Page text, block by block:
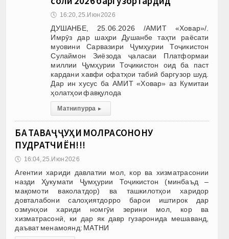
🕔 16:20, 25.Июн 2026
ДУШАНБЕ, 25.06.2026 /АМИТ «Ховар»/.
Имрӯз дар шаҳри Душанбе таҳти раёсати
муовини Сарвазири Ҷумҳурии Тоҷикистон
Сулаймон Зиёзода ҷаласаи Платформаи
миллии Ҷумҳурии Тоҷикистон оид ба паст
кардани хавфи офатҳои табиӣ баргузор шуд.
Дар ин хусус ба АМИТ «Ховар» аз Кумитаи
ҳолатҳои фавқулода
Матни пурра ▸
БА ТАВАҶҶУҲИ МОЛРАСОНОНУ
ПУДРАТЧИЁН!!!
🕔 16:04, 25.Июн 2026
Агентии хариди давлатии мол, кор ва хизматрасонии
назди Ҳукумати Ҷумҳурии Тоҷикистон (минбаъд –
мақомоти ваколатдор) ва ташкилотҳои харидор
довталабони салоҳиятдорро барои иштирок дар
озмунҳои хариди номгӯи зерини мол, кор ва
хизматрасонӣ, ки дар як давр гузаронида мешаванд,
даъват менамоянд: МАТНИ